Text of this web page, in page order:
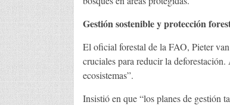
Gestión sostenible y protección
El oficial forestal de la FAO, Pieter
cruciales para reducir la
ecosistemas”.
Insistió en que “los planes de gestión